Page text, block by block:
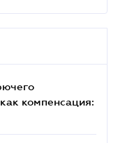
компенсация: